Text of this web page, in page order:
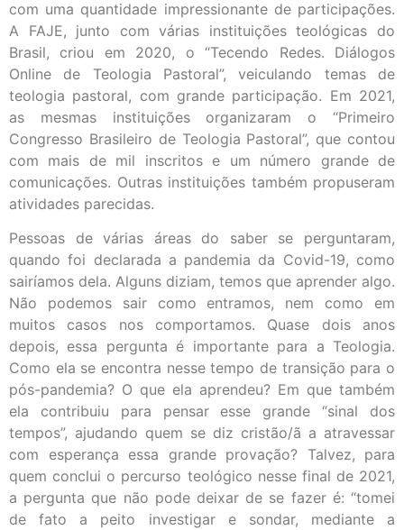
com uma quantidade impressionante de participações.
A FAJE, junto com várias instituições teológicas do
Brasil, criou em 2020, o “Tecendo Redes. Diálogos
Online de Teologia Pastoral”, veiculando temas de
teologia pastoral, com grande participação. Em 2021,
as mesmas instituições organizaram o “Primeiro
Congresso Brasileiro de Teologia Pastoral”, que contou
com mais de mil inscritos e um número grande de
comunicações. Outras instituições também propuseram
atividades parecidas.
Pessoas de várias áreas do saber se perguntaram,
quando foi declarada a pandemia da Covid-19, como
sairíamos dela. Alguns diziam, temos que aprender algo.
Não podemos sair como entramos, nem como em
muitos casos nos comportamos. Quase dois anos
depois, essa pergunta é importante para a Teologia.
Como ela se encontra nesse tempo de transição para o
pós-pandemia? O que ela aprendeu? Em que também
ela contribuiu para pensar esse grande “sinal dos
tempos”, ajudando quem se diz cristão/ã a atravessar
com esperança essa grande provação? Talvez, para
quem conclui o percurso teológico nesse final de 2021,
a pergunta que não pode deixar de se fazer é: “tomei
de fato a peito investigar e sondar, mediante a